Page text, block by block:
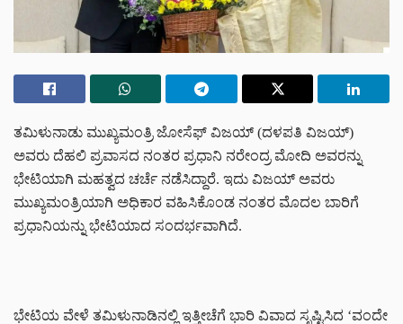
ತಮಿಳುನಾಡು ಮುಖ್ಯಮಂತ್ರಿ ಜೋಸೆಫ್ ವಿಜಯ್ (ದಳಪತಿ ವಿಜಯ್)
ಅವರು ದೆಹಲಿ ಪ್ರವಾಸದ ನಂತರ ಪ್ರಧಾನಿ ನರೇಂದ್ರ ಮೋದಿ ಅವರನ್ನು
ಭೇಟಿಯಾಗಿ ಮಹತ್ವದ ಚರ್ಚೆ ನಡೆಸಿದ್ದಾರೆ. ಇದು ವಿಜಯ್ ಅವರು
ಮುಖ್ಯಮಂತ್ರಿಯಾಗಿ ಅಧಿಕಾರ ವಹಿಸಿಕೊಂಡ ನಂತರ ಮೊದಲ ಬಾರಿಗೆ
ಪ್ರಧಾನಿಯನ್ನು ಭೇಟಿಯಾದ ಸಂದರ್ಭವಾಗಿದೆ.
ಭೇಟಿಯ ವೇಳೆ ತಮಿಳುನಾಡಿನಲ್ಲಿ ಇತ್ತೀಚೆಗೆ ಭಾರಿ ವಿವಾದ ಸೃಷ್ಟಿಸಿದ ‘ವಂದೇ